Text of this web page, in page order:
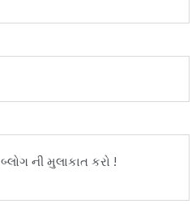
ની મુલાકાત કરો !